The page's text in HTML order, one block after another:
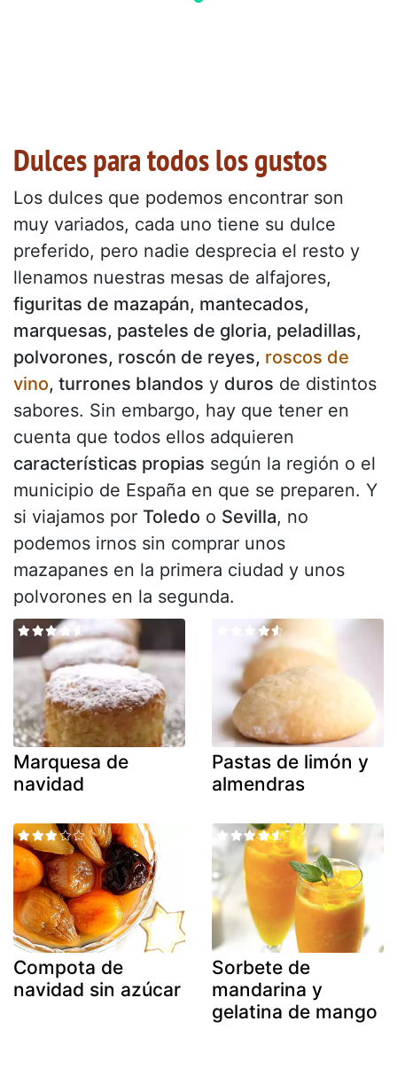
Dulces para todos los gustos
Los dulces que podemos encontrar son
muy variados, cada uno tiene su dulce
preferido, pero nadie desprecia el resto y
llenamos nuestras mesas de alfajores,
figuritas de mazapán, mantecados,
marquesas, pasteles de gloria, peladillas,
polvorones, roscón de reyes, roscos de
vino, turrones blandos y duros de distintos
sabores. Sin embargo, hay que tener en
cuenta que todos ellos adquieren
características propias según la región o el
municipio de España en que se preparen. Y
si viajamos por Toledo o Sevilla, no
podemos irnos sin comprar unos
mazapanes en la primera ciudad y unos
polvorones en la segunda.
Marquesa de
navidad
Pastas de limón y
almendras
Compota de
navidad sin azúcar
Sorbete de
mandarina y
gelatina de mango